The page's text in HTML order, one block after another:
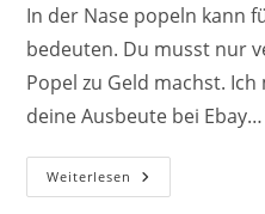
In der Nase popeln kann
bedeuten. Du musst nur
Popel zu Geld machst.
deine Ausbeute bei Ebay…
Weiterlesen Finanzielle
Freiheit